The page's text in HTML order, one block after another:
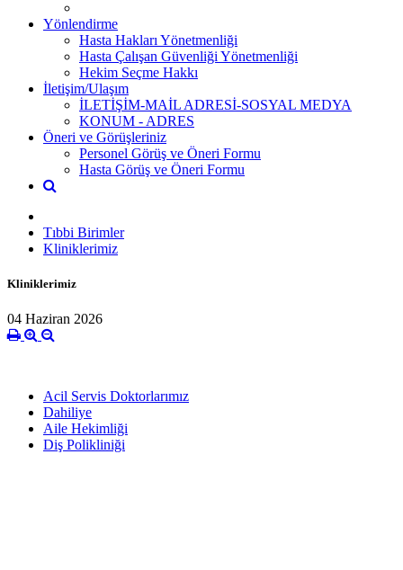
Yönlendirme
Hasta Hakları Yönetmenliği
Hasta Çalışan Güvenliği Yönetmenliği
Hekim Seçme Hakkı
İletişim/Ulaşım
İLETİŞİM-MAİL ADRESİ-SOSYAL MEDYA
KONUM - ADRES
Öneri ve Görüşleriniz
Personel Görüş ve Öneri Formu
Hasta Görüş ve Öneri Formu
Tıbbi Birimler
Kliniklerimiz
Kliniklerimiz
04 Haziran 2026
Acil Servis Doktorlarımız
Dahiliye
Aile Hekimliği
Diş Polikliniği